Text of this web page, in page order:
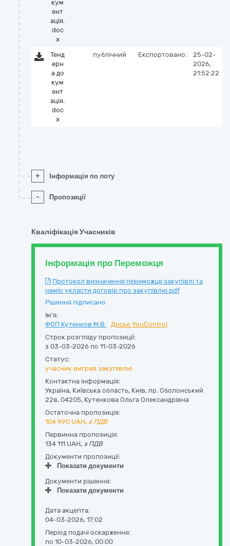
кум
ент
ація.
doc
x
Тенд
ерн
а до
кум
ент
ація.
doc
x
публічний Експортовано:
25-02-
2026,
21:52:22
+ Інформація по лоту
- Пропозиції
Кваліфікація Учасників
Інформація про Переможця
Протокол визначення переможця закупівлі та
намір укласти договір про закупівлю.pdf
Рішення підписано
Ім'я:
ФОП Кутенков М.В. Досьє YouControl
Строк розгляду пропозиції:
з 03-03-2026 по 11-03-2026
Статус:
учасник виграв закупівлю
Контактна інформація:
Україна, Київська область, Киів, пр. Оболонський
22в, 04205, Кутенкова Ольга Олександрівна
Остаточна пропозиція:
104 990 UAH, з ПДВ
Первинна пропозиція:
134 111 UAH, з ПДВ
Документи пропозиції:
Показати документи
Документи рішення:
Показати документи
Дата акцепта:
04-03-2026, 17:02
Період подачі оскарження:
по 10-03-2026, 00:00